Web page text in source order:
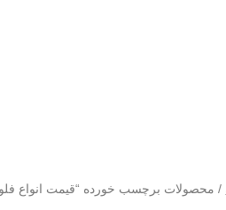
/ محصولات برچسب خورده “قیمت انواع